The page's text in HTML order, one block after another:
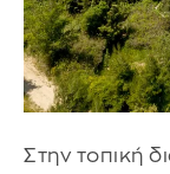
Στην τοπική